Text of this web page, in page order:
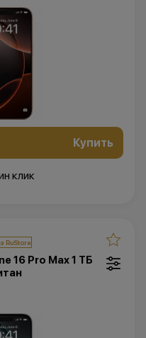
Купить
клик
16 Pro Max 1 ТБ